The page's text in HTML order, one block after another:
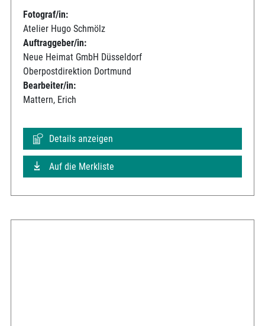
Fotograf/in:
Atelier Hugo Schmölz
Auftraggeber/in:
Neue Heimat GmbH Düsseldorf
Oberpostdirektion Dortmund
Bearbeiter/in:
Mattern, Erich
Details anzeigen
Auf die Merkliste